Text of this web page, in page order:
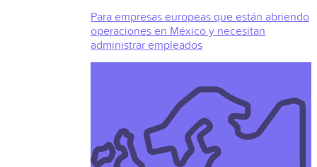
Para empresas europeas que están abriendo
operaciones en México y necesitan
administrar empleados